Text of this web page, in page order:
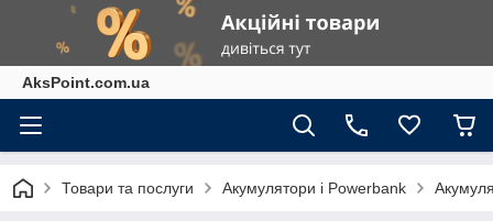
AksPoint.com.ua
Товари та послуги Акумулятори і Powerbank